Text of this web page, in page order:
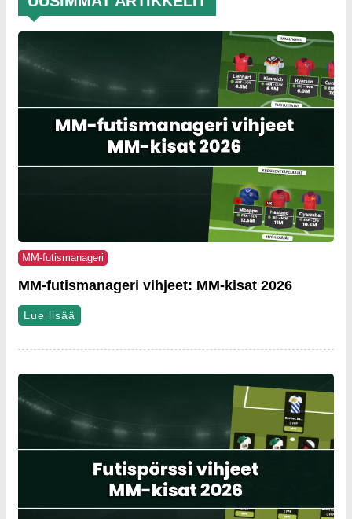
MM-futismanageri
MM-futismanageri vihjeet: MM-kisat 2026
Lue lisää